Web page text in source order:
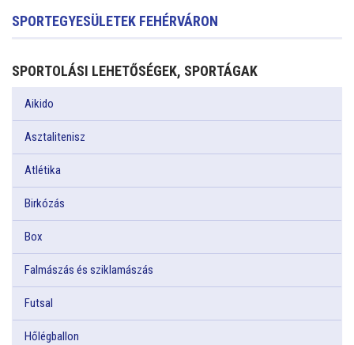
SPORTEGYESÜLETEK FEHÉRVÁRON
SPORTOLÁSI LEHETŐSÉGEK, SPORTÁGAK
Aikido
Asztalitenisz
Atlétika
Birkózás
Box
Falmászás és sziklamászás
Futsal
Hőlégballon